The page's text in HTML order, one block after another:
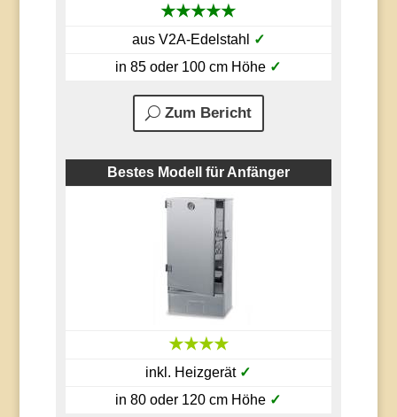
★★★★★
aus V2A-Edelstahl
✓
in 85 oder 100 cm Höhe ✓
Zum Bericht
Bestes Modell für Anfänger
★★★★
inkl. Heizgerät ✓
in 80 oder 120 cm Höhe ✓